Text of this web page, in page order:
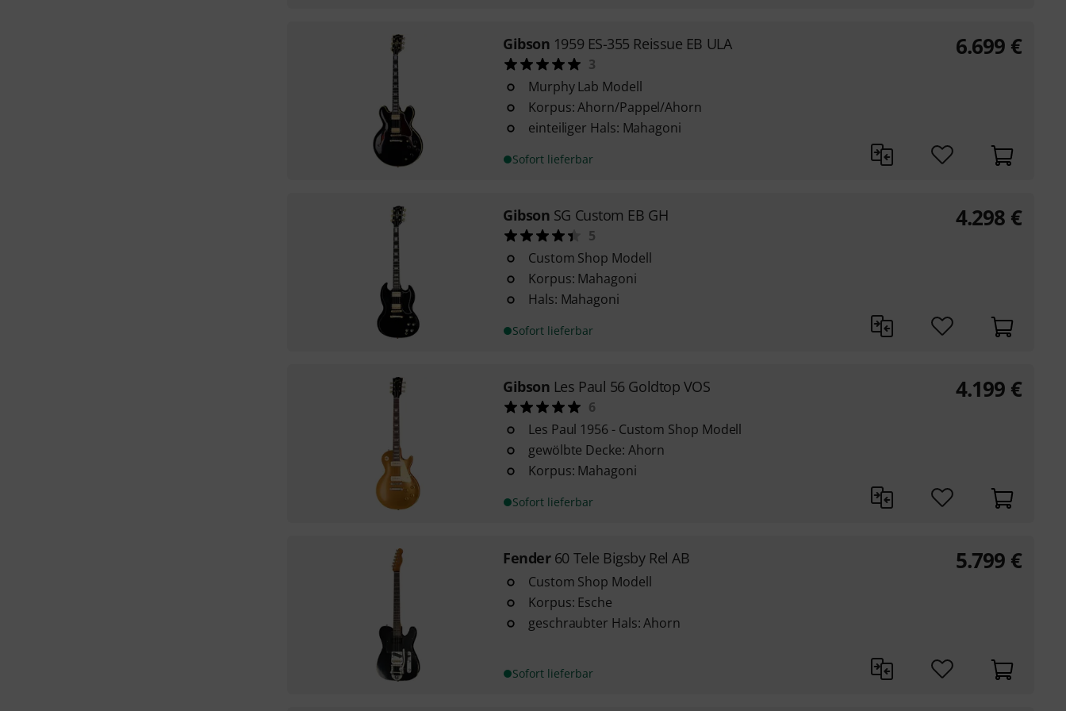
Gibson 1959 ES-355 Reissue EB ULA
3
Murphy Lab Modell
Korpus: Ahorn/Pappel/Ahorn
einteiliger Hals: Mahagoni
Sofort lieferbar
6.699 €
Gibson SG Custom EB GH
5
Custom Shop Modell
Korpus: Mahagoni
Hals: Mahagoni
Sofort lieferbar
4.298 €
Gibson Les Paul 56 Goldtop VOS
6
Les Paul 1956 - Custom Shop Modell
gewölbte Decke: Ahorn
Korpus: Mahagoni
Sofort lieferbar
4.199 €
Fender 60 Tele Bigsby Rel AB
Custom Shop Modell
Korpus: Esche
geschraubter Hals: Ahorn
Sofort lieferbar
5.799 €